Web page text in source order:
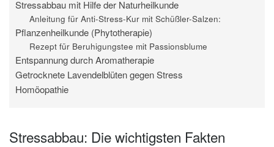
Stressabbau mit Hilfe der Naturheilkunde
Anleitung für Anti-Stress-Kur mit Schüßler-Salzen:
Pflanzenheilkunde (Phytotherapie)
Rezept für Beruhigungstee mit Passionsblume
Entspannung durch Aromatherapie
Getrocknete Lavendelblüten gegen Stress
Homöopathie
Stressabbau: Die wichtigsten Fakten